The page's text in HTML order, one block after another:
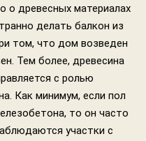
о древесных материалах
делать балкон из
том, что дом возведен
Тем более, древесина
с ролью
Как минимум, если пол
то он часто
участки с